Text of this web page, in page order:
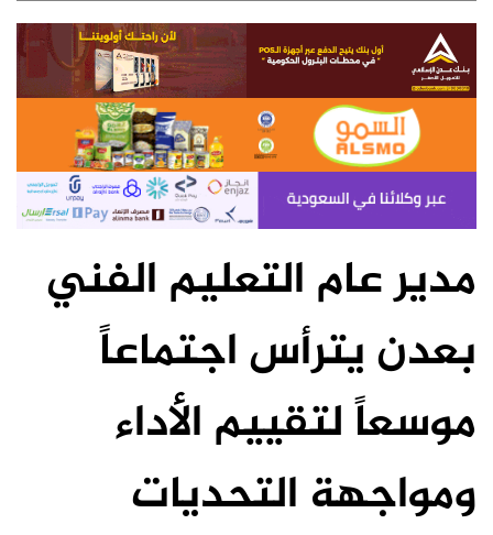
مدير عام التعليم الفني
بعدن يترأس اجتماعاً
موسعاً لتقييم الأداء
ومواجهة التحديات